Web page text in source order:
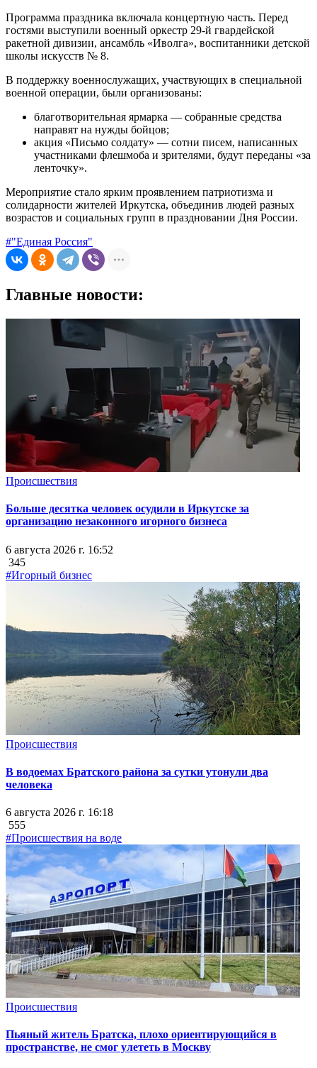
Программа праздника включала концертную часть. Перед
гостями выступили военный оркестр 29‑й гвардейской
ракетной дивизии, ансамбль «Иволга», воспитанники детской
школы искусств № 8.
В поддержку военнослужащих, участвующих в специальной
военной операции, были организованы:
благотворительная ярмарка — собранные средства
направят на нужды бойцов;
акция «Письмо солдату» — сотни писем, написанных
участниками флешмоба и зрителями, будут переданы «за
ленточку».
Мероприятие стало ярким проявлением патриотизма и
солидарности жителей Иркутска, объединив людей разных
возрастов и социальных групп в праздновании Дня России.
#"Единая Россия"
Главные новости:
Происшествия
Больше десятка человек осудили в Иркутске за
организацию незаконного игорного бизнеса
6 августа 2026 г. 16:52
345
#Игорный бизнес
Происшествия
В водоемах Братского района за сутки утонули два
человека
6 августа 2026 г. 16:18
555
#Происшествия на воде
Происшествия
Пьяный житель Братска, плохо ориентирующийся в
пространстве, не смог улететь в Москву